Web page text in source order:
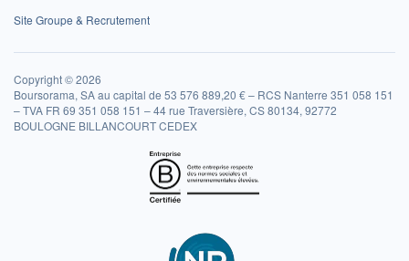
Site Groupe & Recrutement
Copyright © 2026
Boursorama, SA au capital de 53 576 889,20 € – RCS Nanterre 351 058 151
– TVA FR 69 351 058 151 – 44 rue Traversière, CS 80134, 92772
BOULOGNE BILLANCOURT CEDEX